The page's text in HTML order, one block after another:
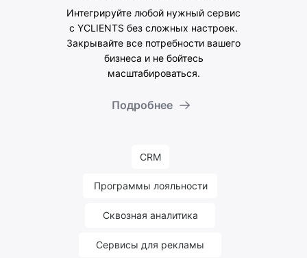
Интегрируйте любой нужный сервис
с YCLIENTS без сложных настроек.
Закрывайте все потребности вашего
бизнеса и не бойтесь
масштабироваться.
Подробнее
CRM
Программы лояльности
Сквозная аналитика
Сервисы для рекламы